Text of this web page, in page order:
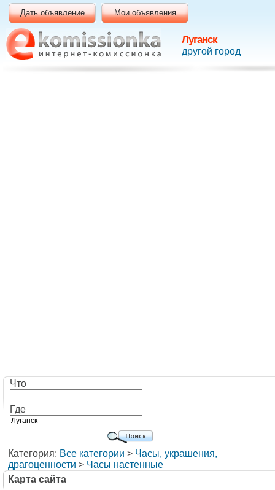
Луганск
другой город
Дать объявление Мои объявления
Что
Где
Категория: Все категории > Часы, украшения,
драгоценности > Часы настенные
Карта сайта